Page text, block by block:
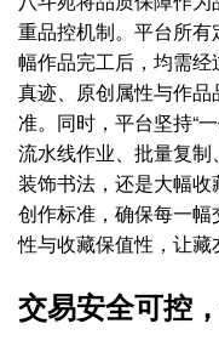
重品控机制。平台所
幅作品完工后，均需
真迹、原创属性与作
准。同时，平台坚持“
流水线作业、批量复
装饰书法，还是大幅收
创作标准，确保每一
性与收藏保值性，让藏
交易安全可控